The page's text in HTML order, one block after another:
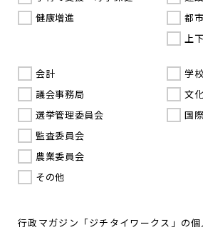
健康増進
都
上
会計
議会事務局
選挙管理委員会
監査委員会
農業委員会
その他
学
文
国
行政マガジン「ジチタイワークス」の個